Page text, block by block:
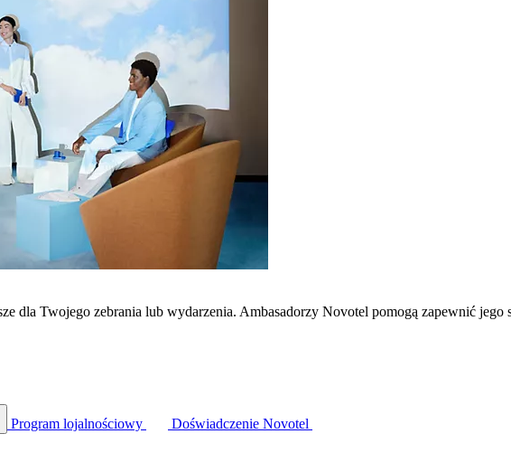
dla Twojego zebrania lub wydarzenia. Ambasadorzy Novotel pomogą zapewnić jego
Program lojalnościowy Doświadczenie Novotel